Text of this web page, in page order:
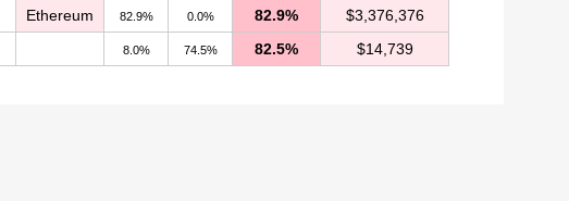
Ethereum 82.9% 0.0% 82.9% $3,376,376
8.0% 74.5% 82.5% $14,739